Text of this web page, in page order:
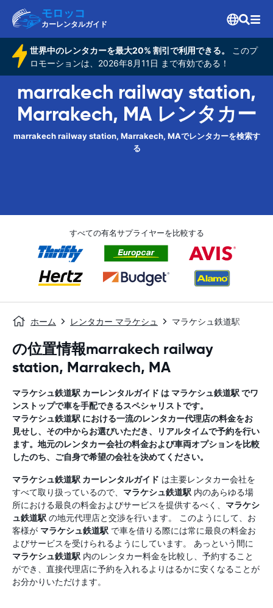
モロッコ
カーレンタルガイド
世界中のレンタカーを最大20% 割引で利用できる。
このプ
ロモーションは、2026年8月11日 まで有効である！
marrakech railway station,
Marrakech, MA レンタカー
marrakech railway station, Marrakech, MAでレンタカーを検索す
る
すべての有名サプライヤーを比較する
ホーム レンタカー マラケシュ マラケシュ鉄道駅
の位置情報marrakech railway
station, Marrakech, MA
マラケシュ鉄道駅 カーレンタルガイド は マラケシュ鉄道駅 でワ
ンストップで車を手配できるスペシャリストです。
マラケシュ鉄道駅 における一流のレンタカー代理店の料金をお
見せし、その中からお選びいただき、リアルタイムで予約を行い
ます。地元のレンタカー会社の料金および車両オプションを比較
したのち、ご自身で希望の会社を決めてください。
マラケシュ鉄道駅 カーレンタルガイド は主要レンタカー会社を
すべて取り扱っているので、 マラケシュ鉄道駅 内のあらゆる場
所における最良の料金およびサービスを提供するべく、 マラケシ
ュ鉄道駅 の地元代理店と交渉を行います。 このようにして、お
客様が マラケシュ鉄道駅 で車を借りる際には常に最良の料金お
よびサービスを受けられるようにしています。 あっという間に
マラケシュ鉄道駅 内のレンタカー料金を比較し、予約すること
ができ、直接代理店に予約を入れるよりはるかに安くなることが
お分かりいただけます。